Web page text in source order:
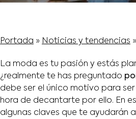
Portada » Noticias y tendencias »
La moda es tu pasión y estás
¿realmente te has preguntado
debe ser el único motivo para
hora de decantarte por ello. En
algunas claves que te ayudarán